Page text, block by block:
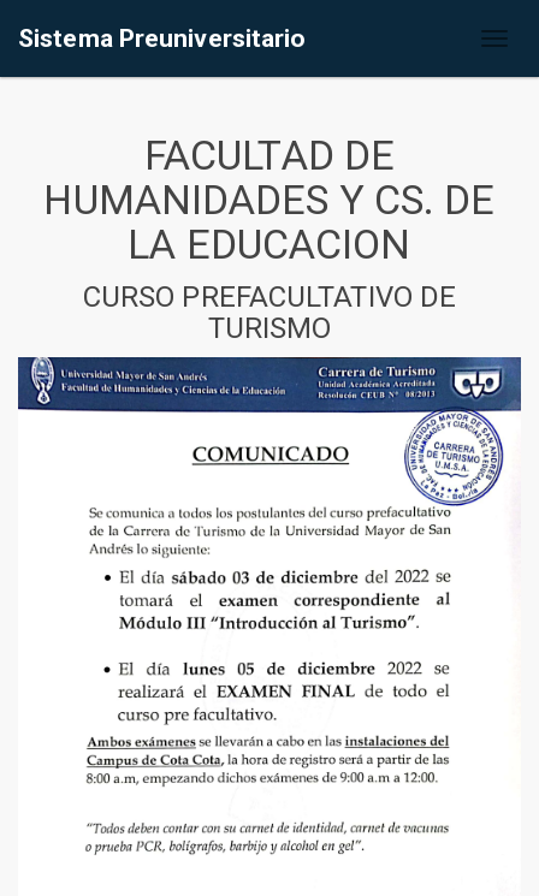
Sistema Preuniversitario
FACULTAD DE
HUMANIDADES Y CS. DE
LA EDUCACION
CURSO PREFACULTATIVO DE
TURISMO